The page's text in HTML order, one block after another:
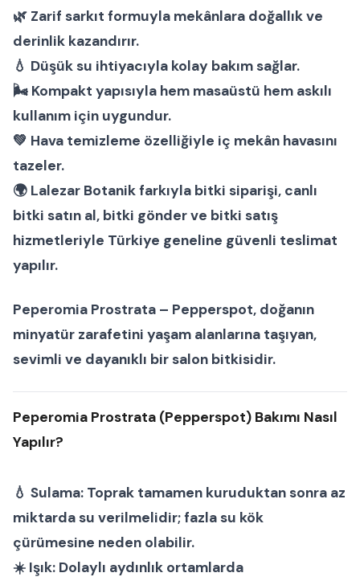
🌿 Zarif sarkıt formuyla mekânlara doğallık ve
derinlik kazandırır.
💧 Düşük su ihtiyacıyla kolay bakım sağlar.
🌬 Kompakt yapısıyla hem masaüstü hem askılı
kullanım için uygundur.
💚 Hava temizleme özelliğiyle iç mekân havasını
tazeler.
🌍 Lalezar Botanikfarkıyla bitki siparişi, canlı
bitki satın al, bitki gönderve bitki satış
hizmetleriyle Türkiye geneline güvenli teslimat
yapılır.
Peperomia Prostrata – Pepperspot, doğanın
minyatür zarafetini yaşam alanlarına taşıyan,
sevimli ve dayanıklı birsalon bitkisidir.
Peperomia Prostrata (Pepperspot) Bakımı Nasıl
Yapılır?
💧 Sulama: Toprak tamamen kuruduktan sonra az
miktarda su verilmelidir; fazla su kök
çürümesine neden olabilir.
☀️ Işık: Dolaylı aydınlık ortamlarda